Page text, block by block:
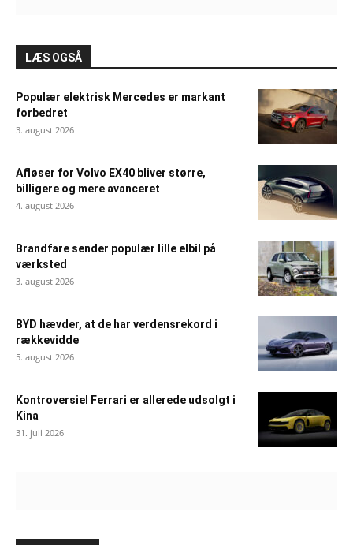
LÆS OGSÅ
Populær elektrisk Mercedes er markant
forbedret
3. august 2026
Afløser for Volvo EX40 bliver større,
billigere og mere avanceret
4. august 2026
Brandfare sender populær lille elbil på
værksted
3. august 2026
BYD hævder, at de har verdensrekord i
rækkevidde
5. august 2026
Kontroversiel Ferrari er allerede udsolgt i
Kina
31. juli 2026